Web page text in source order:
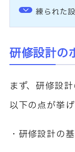
練られた
研修設計の
まず、研修設
以下の点が挙げ
・研修設計の